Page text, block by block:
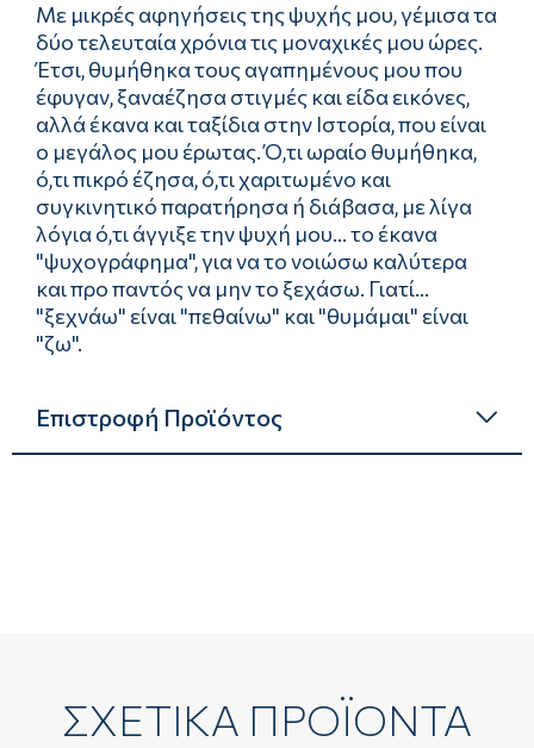
Με μικρές αφηγήσεις της ψυχής μου, γέμισα τα
δύο τελευταία χρόνια τις μοναχικές μου ώρες.
Έτσι, θυμήθηκα τους αγαπημένους μου που
έφυγαν, ξαναέζησα στιγμές και είδα εικόνες,
αλλά έκανα και ταξίδια στην Ιστορία, που είναι
ο μεγάλος μου έρωτας. Ό,τι ωραίο θυμήθηκα,
ό,τι πικρό έζησα, ό,τι χαριτωμένο και
συγκινητικό παρατήρησα ή διάβασα, με λίγα
λόγια ό,τι άγγιξε την ψυχή μου... το έκανα
"ψυχογράφημα", για να το νοιώσω καλύτερα
και προ παντός να μην το ξεχάσω. Γιατί...
"ξεχνάω" είναι "πεθαίνω" και "θυμάμαι" είναι
"ζω".
Επιστροφή Προϊόντος
ΣΧΕΤΙΚΑ ΠΡΟΪΟΝΤΑ